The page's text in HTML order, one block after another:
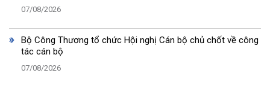
07/08/2026
Bộ Công Thương tổ chức Hội nghị Cán bộ chủ chốt về công
tác cán bộ
07/08/2026